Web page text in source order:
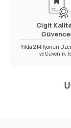
Cigit
Yılda 2 Milyonun
ve Güvenlik